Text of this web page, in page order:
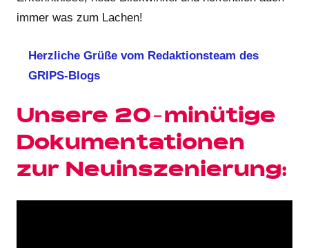
immer was zum Lachen!
Herzliche Grüße vom Redaktionsteam des
GRIPS-Blogs
Unsere 20-minütige
Dokumentationen
zur Neuinszenierung: